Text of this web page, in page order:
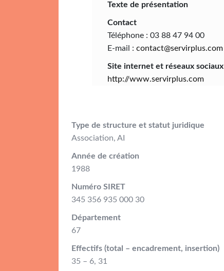
Texte de présentation
Contact
Téléphone : 03 88 47 94 00
E-mail : contact@servirplus.com
Site internet et réseaux sociaux
http://www.servirplus.com
Type de structure et statut juridique
Association, AI
Année de création
1988
Numéro SIRET
345 356 935 000 30
Département
67
Effectifs (total – encadrement, insertion)
35 – 6, 31